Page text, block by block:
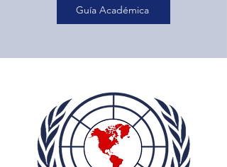
Guía Académica